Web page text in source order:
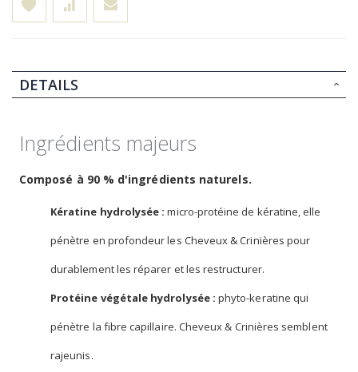
DETAILS
Ingrédients majeurs
Composé à 90 % d'ingrédients naturels.
Kératine hydrolysée : micro-protéine de kératine, elle
pénètre en profondeur les Cheveux & Crinières pour
durablement les réparer et les restructurer.
Protéine végétale hydrolysée : phyto-keratine qui
pénètre la fibre capillaire. Cheveux & Crinières semblent
rajeunis.